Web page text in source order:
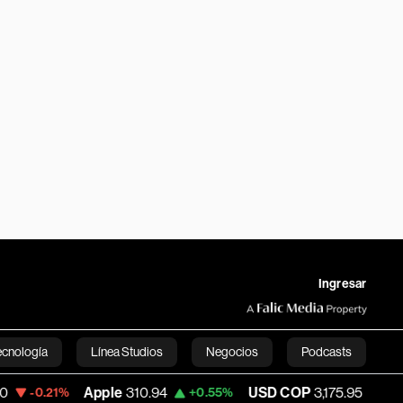
Ingresar
Línea Studios Negocios Podcasts
English
Apple 310.94 +0.55% USD COP 3,175.95 -0.63%